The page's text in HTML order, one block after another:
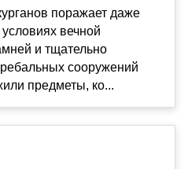
поражает даже
вечной
и тщательно
сооружений
предметы, ко...